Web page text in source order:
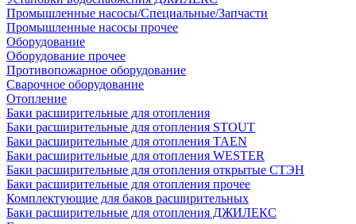
Промышленные насосы/Специальные/Запчасти
Промышленные насосы прочее
Оборудование
Оборудование прочее
Противопожарное оборудование
Сварочное оборудование
Отопление
Баки расширительные для отопления
Баки расширительные для отопления STOUT
Баки расширительные для отопления TAEN
Баки расширительные для отопления WESTER
Баки расширительные для отопления открытые СТЭН
Баки расширительные для отопления прочее
Комплектующие для баков расширительных
Баки расширительные для отопления ДЖИЛЕКС